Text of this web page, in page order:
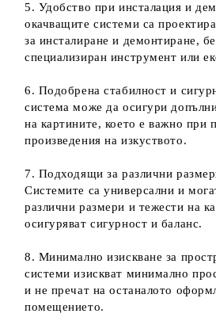
5. Удобство при инсталация и
окачващите системи са
за инсталиране и демонтиране,
специализиран инструмент или
6. Подобрена стабилност и
система може да осигури
на картините, което е важно при
произведения на изкуството.
7. Подходящи за различни
Системите са универсални и
различни размери и тежести на
осигуряват сигурност и баланс.
8. Минимално изискване за
системи изискват минимално
и не пречат на останалото
помещението.